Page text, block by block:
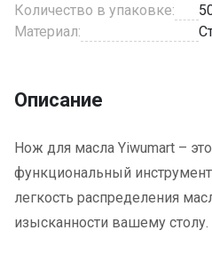
Количество в упаковке:
Материал:
Описание
Нож для масла Yiwumart –
функциональный
легкость распределения
изысканности вашему столу.